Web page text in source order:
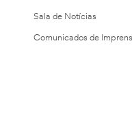
Sala de Notícias
Comunicados de